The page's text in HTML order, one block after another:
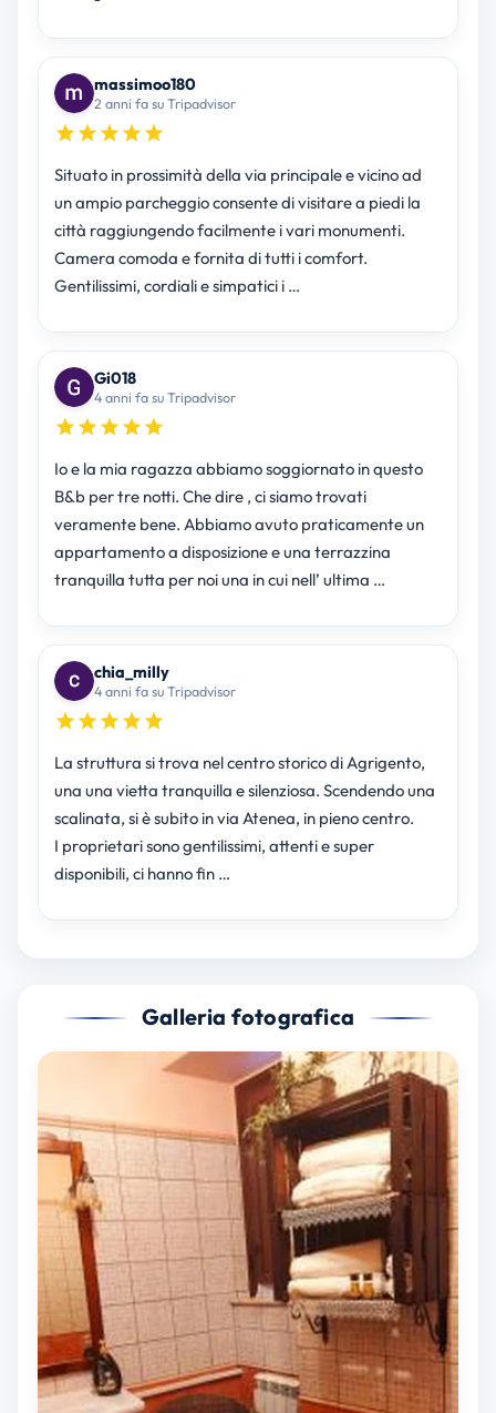
massimoo180
2 anni fa su Tripadvisor
Situato in prossimità della via principale e vicino ad
un ampio parcheggio consente di visitare a piedi la
città raggiungendo facilmente i vari monumenti.
Camera comoda e fornita di tutti i comfort.
Gentilissimi, cordiali e simpatici i …
Gi018
4 anni fa su Tripadvisor
Io e la mia ragazza abbiamo soggiornato in questo
B&b per tre notti. Che dire , ci siamo trovati
veramente bene. Abbiamo avuto praticamente un
appartamento a disposizione e una terrazzina
tranquilla tutta per noi una in cui nell’ ultima …
chia_milly
4 anni fa su Tripadvisor
La struttura si trova nel centro storico di Agrigento,
una una vietta tranquilla e silenziosa. Scendendo una
scalinata, si è subito in via Atenea, in pieno centro.
I proprietari sono gentilissimi, attenti e super
disponibili, ci hanno fin …
Galleria fotografica